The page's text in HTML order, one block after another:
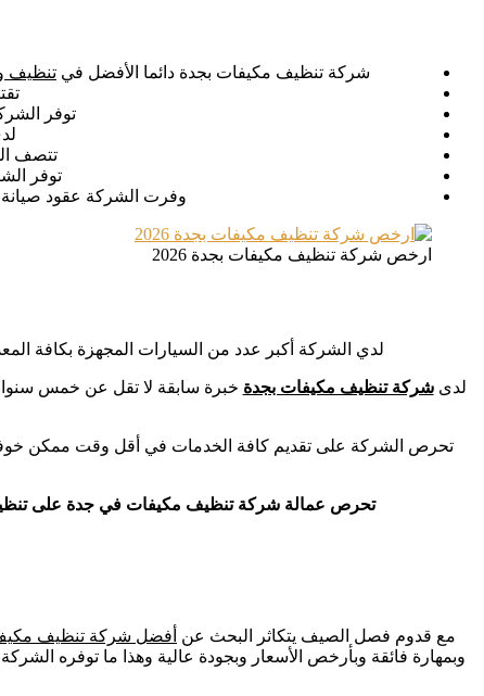
شركة تنظيف مكيفات بجدة دائما الأفضل في تنظيف
توفر
تتصف
توفر
وفرت الشركة عقود صيانة
ارخص شركة تنظيف مكيفات بجدة 2026
لدي الشركة أكبر عدد من السيارات المجهزة بكافة
لدىشركة تنظيف مكيفات بجدة خبرة سابقة لا تقل عن خمس سنوات
تحرص الشركة على تقديم كافة الخدمات في أقل وقت ممكن خوفاً
تحرص عمالة شركة تنظيف مكيفات في جدة على تنظيف
مع قدوم فصل الصيف يتكاثر البحث عن أفضل شركة تنظيف
وبمهارة فائقة وبأرخص الأسعار وبجودة عالية وهذا ما توفره